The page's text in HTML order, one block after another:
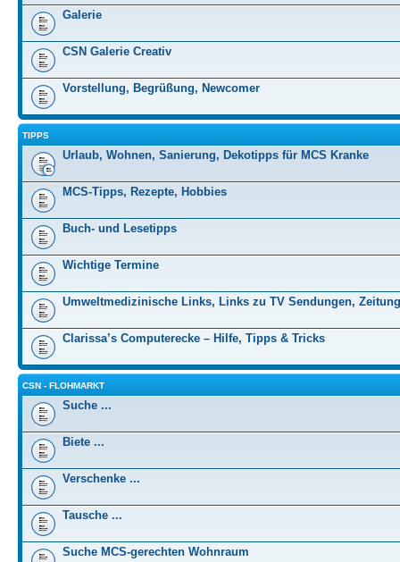
Galerie
CSN Galerie Creativ
Vorstellung, Begrüßung, Newcomer
TIPPS
Urlaub, Wohnen, Sanierung, Dekotipps für MCS Kranke
MCS-Tipps, Rezepte, Hobbies
Buch- und Lesetipps
Wichtige Termine
Umweltmedizinische Links, Links zu TV Sendungen,
Clarissa’s Computerecke – Hilfe, Tipps & Tricks
CSN - FLOHMARKT
Suche ...
Biete ...
Verschenke ...
Tausche ...
Suche MCS-gerechten Wohnraum